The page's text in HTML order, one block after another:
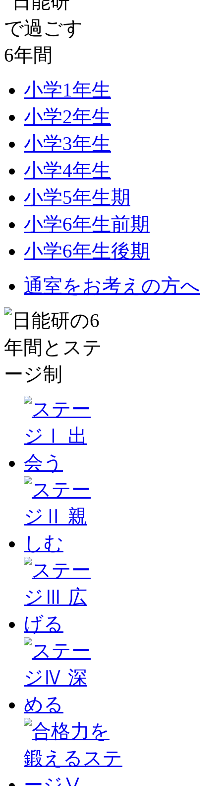
小学1年生
小学2年生
小学3年生
小学4年生
小学5年生期
小学6年生前期
小学6年生後期
通室をお考えの方へ